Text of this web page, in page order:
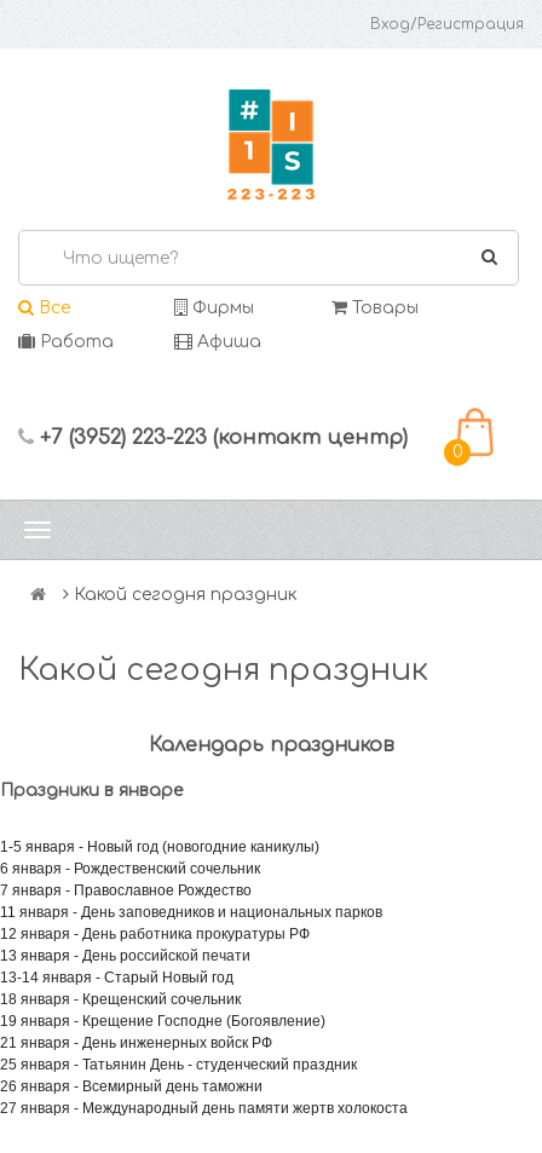
Вход/Регистрация
Все Фирмы
Товары
Работа
Афиша
+7 (3952) 223-223 (контакт центр)
0
Какой сегодня праздник
Какой сегодня праздник
Календарь праздников
Праздники в январе
1-5 января - Новый год (новогодние каникулы)
6 января - Рождественский сочельник
7 января - Православное Рождество
11 января - День заповедников и национальных парков
12 января - День работника прокуратуры РФ
13 января - День российской печати
13-14 января - Старый Новый год
18 января - Крещенский сочельник
19 января - Крещение Господне (Богоявление)
21 января - День инженерных войск РФ
25 января - Татьянин День - студенческий праздник
26 января - Всемирный день таможни
27 января - Международный день памяти жертв холокоста